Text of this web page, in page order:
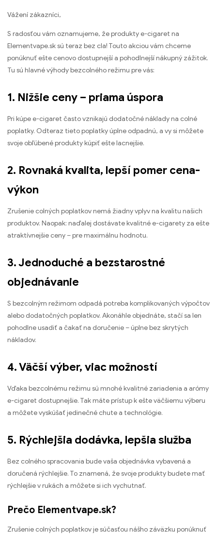
Vážení zákazníci,
S radosťou vám oznamujeme, že produkty e-cigaret na
Elementvape.sk sú teraz bez cla! Touto akciou vám chceme
ponúknuť ešte cenovo dostupnejší a pohodlnejší nákupný zážitok.
Tu sú hlavné výhody bezcolného režimu pre vás:
1. Nižšie ceny – priama úspora
Pri kúpe e-cigaret často vznikajú dodatočné náklady na colné
poplatky. Odteraz tieto poplatky úplne odpadnú, a vy si môžete
svoje obľúbené produkty kúpiť ešte lacnejšie.
2. Rovnaká kvalita, lepší pomer cena-
výkon
Zrušenie colných poplatkov nemá žiadny vplyv na kvalitu našich
produktov. Naopak: naďalej dostávate kvalitné e-cigarety za ešte
atraktívnejšie ceny – pre maximálnu hodnotu.
3. Jednoduché a bezstarostné
objednávanie
S bezcolným režimom odpadá potreba komplikovaných výpočtov
alebo dodatočných poplatkov. Akonáhle objednáte, stačí sa len
pohodlne usadiť a čakať na doručenie – úplne bez skrytých
nákladov.
4. Väčší výber, viac možností
Vďaka bezcolnému režimu sú mnohé kvalitné zariadenia a arómy
e-cigaret dostupnejšie. Tak máte prístup k ešte väčšiemu výberu
a môžete vyskúšať jedinečné chute a technológie.
5. Rýchlejšia dodávka, lepšia služba
Bez colného spracovania bude vaša objednávka vybavená a
doručená rýchlejšie. To znamená, že svoje produkty budete mať
rýchlejšie v rukách a môžete si ich vychutnať.
Prečo Elementvape.sk?
Zrušenie colných poplatkov je súčasťou nášho záväzku ponúknuť